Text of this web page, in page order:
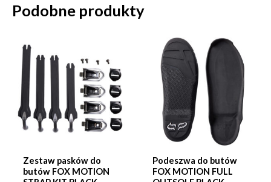
Podobne produkty
Zestaw pasków do
butów FOX MOTION
Podeszwa do butów
FOX MOTION FULL